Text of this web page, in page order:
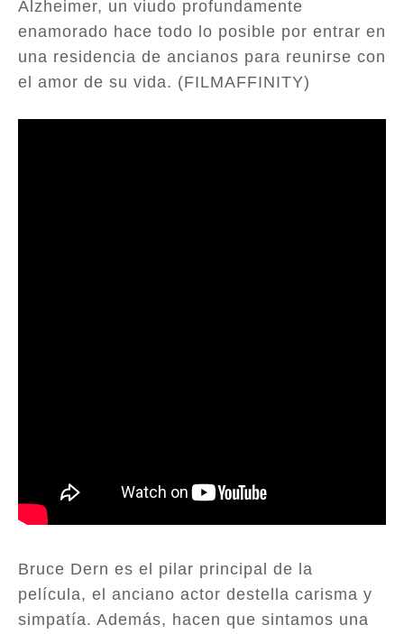
Alzheimer, un viudo profundamente
enamorado hace todo lo posible por entrar en
una residencia de ancianos para reunirse con
el amor de su vida. (FILMAFFINITY)
Bruce Dern es el pilar principal de la
película, el anciano actor destella carisma y
simpatía. Además, hacen que sintamos una